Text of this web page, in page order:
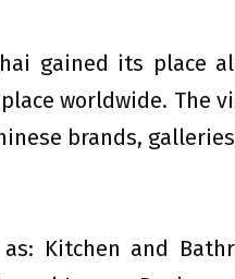
gained its place
worldwide. The
brands,
Kitchen and